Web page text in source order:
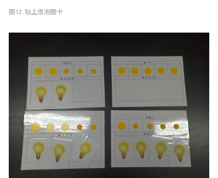
圖12. 貼上燈泡圖卡